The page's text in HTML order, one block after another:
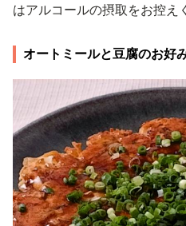
はアルコールの摂取をお控え
オートミールと豆腐のお好